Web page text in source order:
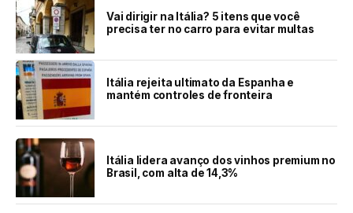
Vai dirigir na Itália? 5 itens que você
precisa ter no carro para evitar multas
Itália rejeita ultimato da Espanha e
mantém controles de fronteira
Itália lidera avanço dos vinhos premium no
Brasil, com alta de 14,3%